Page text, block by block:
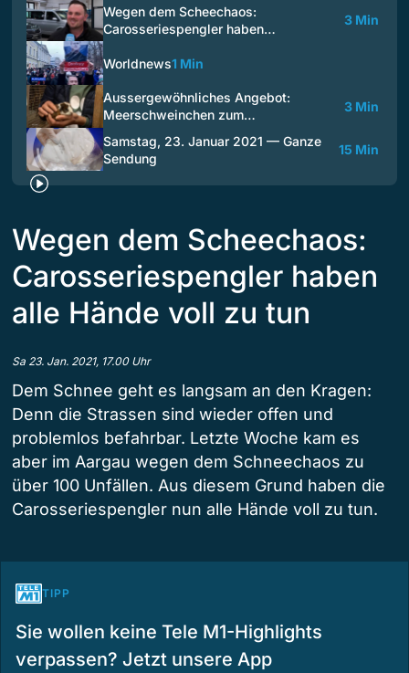
Wegen dem Scheechaos:
Carosseriespengler haben…
3 Min
Worldnews1 Min
Aussergewöhnliches Angebot:
Meerschweinchen zum…
3 Min
Samstag, 23. Januar 2021 — Ganze
Sendung
15 Min
Wegen dem Scheechaos:
Carosseriespengler haben
alle Hände voll zu tun
Sa 23. Jan. 2021, 17.00 Uhr
Dem Schnee geht es langsam an den Kragen:
Denn die Strassen sind wieder offen und
problemlos befahrbar. Letzte Woche kam es
aber im Aargau wegen dem Schneechaos zu
über 100 Unfällen. Aus diesem Grund haben die
Carosseriespengler nun alle Hände voll zu tun.
TIPP
Sie wollen keine Tele M1-Highlights
verpassen? Jetzt unsere App